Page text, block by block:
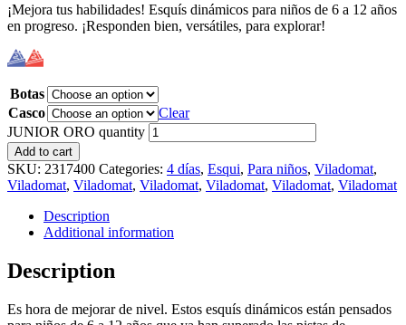
¡Mejora tus habilidades! Esquís dinámicos para niños de 6 a 12 años
en progreso. ¡Responden bien, versátiles, para explorar!
Botas
Casco
Clear
JUNIOR ORO quantity
Add to cart
SKU: 2317400 Categories: 4 días, Esqui, Para niños, Viladomat,
Viladomat, Viladomat, Viladomat, Viladomat, Viladomat, Viladomat
Description
Additional information
Description
Es hora de mejorar de nivel. Estos esquís dinámicos están pensados